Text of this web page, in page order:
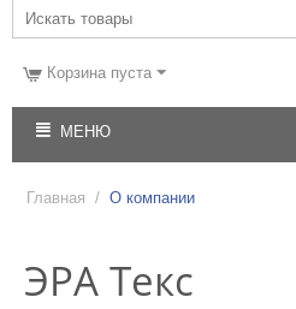
Корзина пуста
МЕНЮ
Главная / О компании
ЭРА Текс